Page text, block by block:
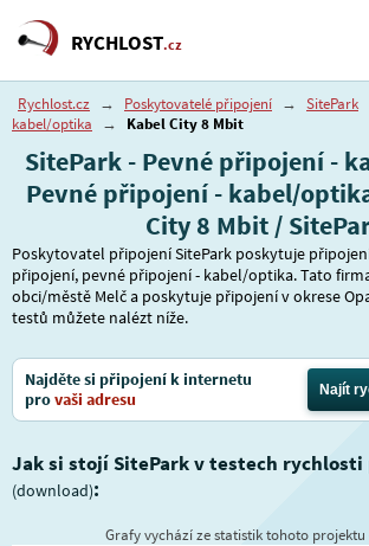
RYCHLOST.cz
Rychlost.cz → Poskytovatelé připojení → SitePark
kabel/optika
→ Kabel City 8 Mbit
SitePark - Pevné připojení -
Pevné připojení - kabel/
City 8 Mbit /
Poskytovatel připojení SitePark poskytuje
připojení, pevné připojení - kabel/optika. Tato
obci/městě Melč a poskytuje připojení v okrese
testů můžete nalézt níže.
Najděte si připojení k internetu
provaši adresu Najít
Jak si stojí SitePark v testech
(download):
Grafy vychází ze statistik tohoto projektu